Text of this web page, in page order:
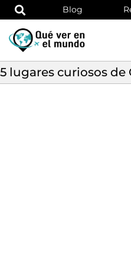
Blog
5 lugares curiosos de